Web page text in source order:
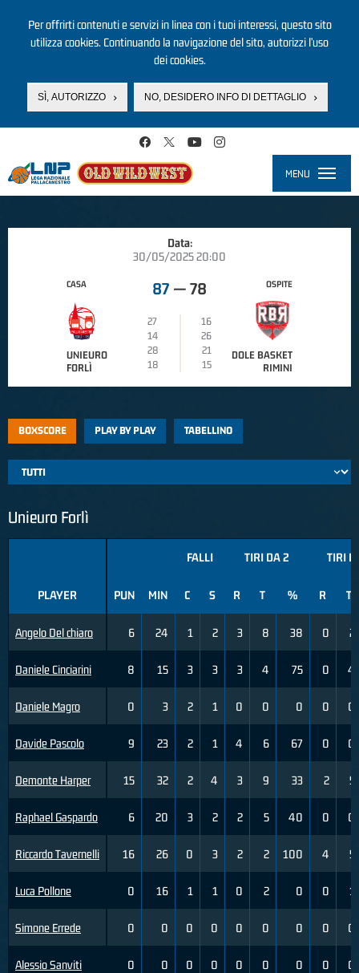
Per offrirti contenuti e servizi in linea con i tuoi interessi, questo sito
utilizza cookies. Continuando la navigazione del sito, autorizzi l’uso
dei cookies.
SÌ, AUTORIZZO NO, DESIDERO INFO DI DETTAGLIO
MENU
Data:
30/05/2025 20:00
CASA
UNIEURO
FORLÌ
87 — 78
27
16
14
26
28
21
18
15
OSPITE
DOLE BASKET
RIMINI
BOXSCORE PLAY BY PLAY TABELLINO
Unieuro Forlì
PLAYER
Angelo Del chiaro
Daniele Cinciarini
Daniele Magro
Davide Pascolo
Demonte Harper
Raphael Gaspardo
Riccardo Tavernelli
Luca Pollone
Simone Errede
Alessio Sanviti
FALLI TIRI DA 2 TIRI
PUN MIN C S R T % R T
6 24 1 2 3 8 38 0 2
8 15 3 3 3 4 75 0 4
0 3 2 1 0 0 0 0 0
9 23 2 1 4 6 67 0 0
15 32 2 4 3 9 33 2 5
6 20 3 2 2 5 40 0 0
16 26 0 3 2 2 100 4 5
0 16 1 1 0 2 0 0 1
0 0 0 0 0 0 0 0 0
0 0 0 0 0 0 0 0 0